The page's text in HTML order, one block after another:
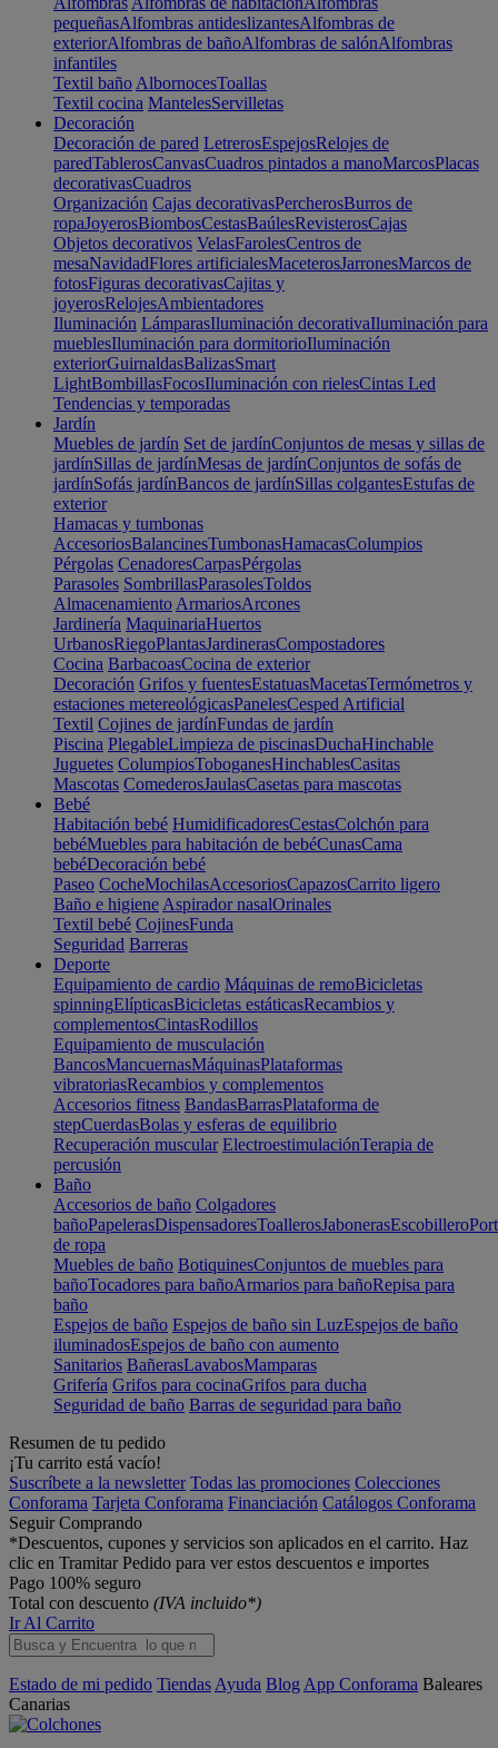
pequeñasAlfombras antideslizantesAlfombras de
exteriorAlfombras de bañoAlfombras de salónAlfombras
infantiles
Textil baño AlbornocesToallas
Textil cocina MantelesServilletas
Decoración
Decoración de pared LetrerosEspejosRelojes de
paredTablerosCanvasCuadros pintados a manoMarcosPlacas
decorativasCuadros
Organización Cajas decorativasPercherosBurros de
ropaJoyerosBiombosCestasBaúlesRevisterosCajas
Objetos decorativos VelasFarolesCentros de
mesaNavidadFlores artificialesMaceterosJarronesMarcos de
fotosFiguras decorativasCajitas y
joyerosRelojesAmbientadores
Iluminación LámparasIluminación decorativaIluminación para
mueblesIluminación para dormitorioIluminación
exteriorGuirnaldasBalizasSmart
LightBombillasFocosIluminación con rielesCintas Led
Tendencias y temporadas
Jardín
Muebles de jardín Set de jardínConjuntos de mesas y sillas de
jardínSillas de jardínMesas de jardínConjuntos de sofás de
jardínSofás jardínBancos de jardínSillas colgantesEstufas de
exterior
Hamacas y tumbonas
AccesoriosBalancinesTumbonasHamacasColumpios
Pérgolas CenadoresCarpasPérgolas
Parasoles SombrillasParasolesToldos
Almacenamiento ArmariosArcones
Jardinería MaquinariaHuertos
UrbanosRiegoPlantasJardinerasCompostadores
Cocina BarbacoasCocina de exterior
Decoración Grifos y fuentesEstatuasMacetasTermómetros y
estaciones metereológicasPanelesCesped Artificial
Textil Cojines de jardínFundas de jardín
Piscina PlegableLimpieza de piscinasDuchaHinchable
Juguetes ColumpiosToboganesHinchablesCasitas
Mascotas ComederosJaulasCasetas para mascotas
Bebé
Habitación bebé HumidificadoresCestasColchón para
bebéMuebles para habitación de bebéCunasCama
bebéDecoración bebé
Paseo CocheMochilasAccesoriosCapazosCarrito ligero
Baño e higiene Aspirador nasalOrinales
Textil bebé CojinesFunda
Seguridad Barreras
Deporte
Equipamiento de cardio Máquinas de remoBicicletas
spinningElípticasBicicletas estáticasRecambios y
complementosCintasRodillos
Equipamiento de musculación
BancosMancuernasMáquinasPlataformas
vibratoriasRecambios y complementos
Accesorios fitness BandasBarrasPlataforma de
stepCuerdasBolas y esferas de equilibrio
Recuperación muscular ElectroestimulaciónTerapia de
percusión
Baño
Accesorios de baño Colgadores
bañoPapelerasDispensadoresToallerosJabonerasEscobillero
de ropa
Muebles de baño BotiquinesConjuntos de muebles para
bañoTocadores para bañoArmarios para bañoRepisa para
baño
Espejos de baño Espejos de baño sin LuzEspejos de baño
iluminadosEspejos de baño con aumento
Sanitarios BañerasLavabosMamparas
Grifería Grifos para cocinaGrifos para ducha
Seguridad de baño Barras de seguridad para baño
Resumen de tu pedido
¡Tu carrito está vacío!
Suscríbete a la newsletter Todas las promociones Colecciones
Conforama Tarjeta Conforama Financiación Catálogos Conforama
Seguir Comprando
*Descuentos, cupones y servicios son aplicados en el carrito. Haz
clic en Tramitar Pedido para ver estos descuentos e importes
Pago 100% seguro
Total con descuento (IVA incluido*)
Ir Al Carrito
Estado de mi pedido Tiendas Ayuda Blog App Conforama Baleares
Canarias